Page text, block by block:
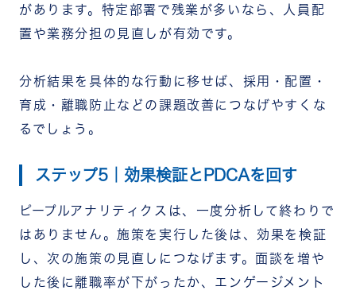
があります。特定部署で残業が多いなら、人員配
置や業務分担の見直しが有効です。
分析結果を具体的な行動に移せば、採用・配置・
育成・離職防止などの課題改善につなげやすくな
るでしょう。
ステップ5｜効果検証とPDCAを回す
ピープルアナリティクスは、一度分析して終わりで
はありません。施策を実行した後は、効果を検証
し、次の施策の見直しにつなげます。 面談を増や
した後に離職率が下がったか、エンゲージメント